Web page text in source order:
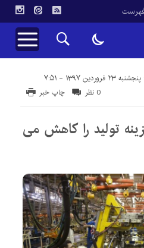
۱۳۹۷ - ۷:۵۱
چاپ خبر 0 نظر
هزینه تولید را کاهش می